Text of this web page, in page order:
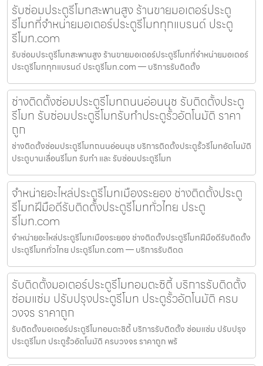
รับซ่อมประตูรีโมทสะพานสูง ร้านขายมอเตอร์ประตู
รีโมทที่จำหน่ายมอเตอร์ประตูรีโมททุกแบรนด์ ประตู
รีโมท.com
รับซ่อมประตูรีโมทสะพานสูง ร้านขายมอเตอร์ประตูรีโมทที่จำหน่ายมอเตอร์
ประตูรีโมททุกแบรนด์ ประตูรีโมท.com — บริการรับติดตั้ง
ช่างติดตั้งซ่อมประตูรีโมทถนนอ่อนนุช รับติดตั้งประตู
รีโมท รับซ่อมประตูรีโมทรับทำประตูรั้วอัตโนมัติ ราคา
ถูก
ช่างติดตั้งซ่อมประตูรีโมทถนนอ่อนนุช บริการติดตั้งประตูรั้วรีโมทอัตโนมัติ
ประตูบานเลื่อนรีโมท รับทำ และ รับซ่อมประตูรีโมท
จำหน่ายอะไหล่ประตูรีโมทเมืองระยอง ช่างติดตั้งประตู
รีโมทฝีมือดีรับติดตั้งประตูรีโมททั่วไทย ประตู
รีโมท.com
จำหน่ายอะไหล่ประตูรีโมทเมืองระยอง ช่างติดตั้งประตูรีโมทฝีมือดีรับติดตั้ง
ประตูรีโมททั่วไทย ประตูรีโมท.com — บริการรับติดต
รับติดตั้งมอเตอร์ประตูรีโมทอมตะซิตี้ บริการรับติดตั้ง
ซ่อมแซ่ม ปรับปรุงประตูรีโมท ประตูรั้วอัตโนมัติ ครบ
วงจร ราคาถูก
รับติดตั้งมอเตอร์ประตูรีโมทอมตะซิตี้ บริการรับติดตั้ง ซ่อมแซ่ม ปรับปรุง
ประตูรีโมท ประตูรั้วอัตโนมัติ ครบวงจร ราคาถูก พร้